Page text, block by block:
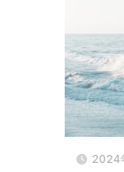
2024